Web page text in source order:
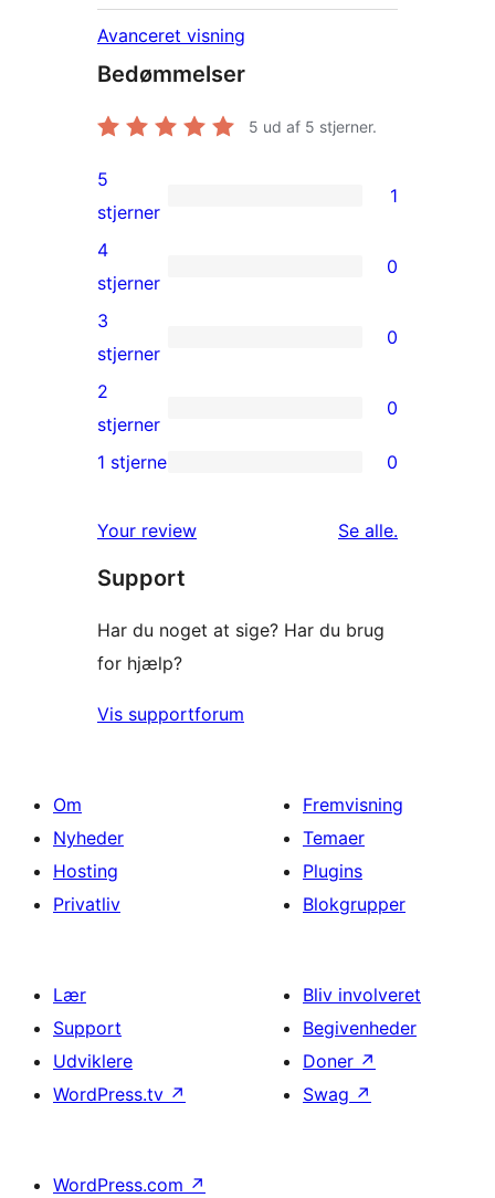
Avanceret visning
Bedømmelser
5 ud af 5 stjerner.
1
5-
stjernet
anmeldelse
5
stjerner
1
0
4-
stjernet
anmeldelser
4
stjerner
0
0
3-
stjernet
anmeldelser
3
stjerner
0
0
2-
anmeldelser
2
stjerner
0
stjernet
anmeldelser
1 stjerne 0
Your review Se alleanmeldelser
.
Support
Har du noget at sige? Har du brug
for hjælp?
Vis supportforum
Om
Nyheder
Hosting
Privatliv
Fremvisning
Temaer
Plugins
Blokgrupper
Lær
Support
Udviklere
WordPress.tv ↗
Bliv involveret
Begivenheder
Doner ↗
Swag ↗
WordPress.com ↗